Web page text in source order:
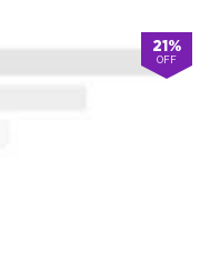
21%
OFF